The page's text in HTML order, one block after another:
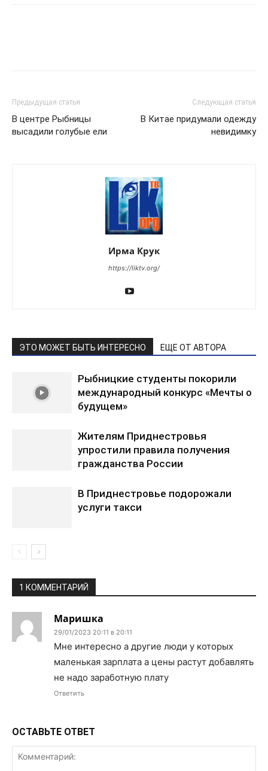
Предыдущая статья
В центре Рыбницы
высадили голубые ели
Следующая статья
В Китае придумали одежду
невидимку
Ирма Крук
https://liktv.org/
ЭТО МОЖЕТ БЫТЬ ИНТЕРЕСНО ЕЩЕ ОТ АВТОРА
Рыбницкие студенты покорили
международный конкурс «Мечты о
будущем»
Жителям Приднестровья
упростили правила получения
гражданства России
В Приднестровье подорожали
услуги такси
1 КОММЕНТАРИЙ
Маришка
29/01/2023 20:11 в 20:11
Мне интересно а другие люди у которых
маленькая зарплата а цены растут добавлять
не надо заработную плату
Ответить
ОСТАВЬТЕ ОТВЕТ